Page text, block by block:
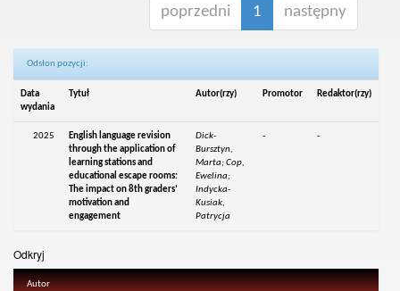
poprzedni 1 następny
Odsłon pozycji:
Data
wydania
Tytuł Autor(rzy) Promotor Redaktor(rzy)
2025
English language revision
through the application of
learning stations and
educational escape rooms:
The impact on 8th graders’
motivation and
engagement
Dick-
Bursztyn,
Marta; Cop,
Ewelina;
Indycka-
Kusiak,
Patrycja
- -
Odkryj
Autor